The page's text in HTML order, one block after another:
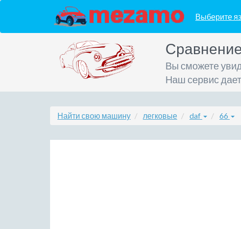
Выберите
Вы сможете
Наш сервис
Найти свою машину легковые daf 66